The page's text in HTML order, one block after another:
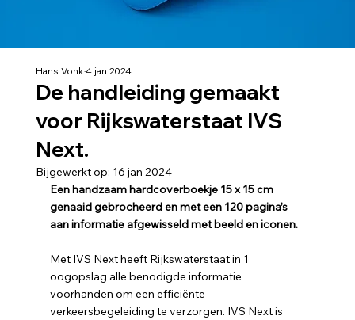
De handleiding gemaakt
voor Rijkswaterstaat IVS
Next.
Hans Vonk4 jan 2024
Bijgewerkt op: 16 jan 2024
Een handzaam hardcoverboekje 15 x 15 cm
genaaid gebrocheerd en met een 120 pagina’s
aan informatie afgewisseld met beeld en iconen.
Met IVS Next heeft Rijkswaterstaat in 1
oogopslag alle benodigde informatie
voorhanden om een efficiënte
verkeersbegeleiding te verzorgen. IVS Next is